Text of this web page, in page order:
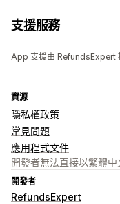
支援服務
App 支援由 RefundsExpert
資源
隱私權政策
常見問題
應用程式文件
開發者無法直接以繁體中
開發者
RefundsExpert